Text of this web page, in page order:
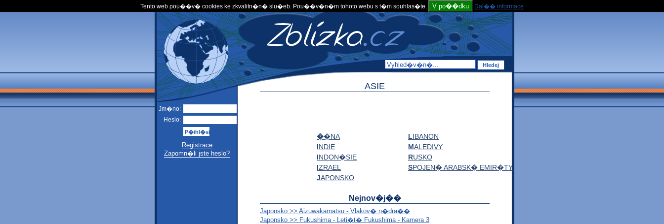
Tento web pou��v� cookies ke zkvalitn�n� slu�eb. Pou��v�n�m tohoto webu s t�m souhlas�te. V po��dku Dal�� informace
Jm�no:
Heslo:
Registrace
Zapomn�li jste heslo?
ASIE
LIBANON
MALEDIVY
RUSKO
SPOJEN� ARABSK� EMIR�TY
��NA
INDIE
INDON�SIE
IZRAEL
JAPONSKO
Nejnov�j��
Japonsko >> Aizuwakamatsu - Vlakov� n�dra��
Japonsko >> Fukushima - Leti�t� Fukushima - Kamera 3